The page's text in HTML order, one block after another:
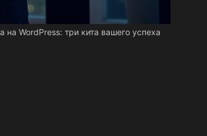
на WordPress: три кита вашего успеха